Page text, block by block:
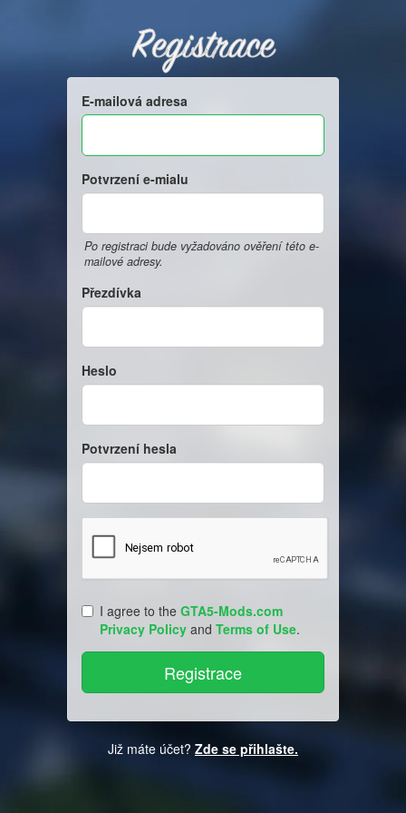
Registrace
E-mailová adresa
Potvrzení e-mialu
Po registraci bude vyžadováno ověření této e-
mailové adresy.
Přezdívka
Heslo
Potvrzení hesla
I agree to the GTA5-Mods.com
Privacy Policy and Terms of Use.
Již máte účet? Zde se přihlašte.